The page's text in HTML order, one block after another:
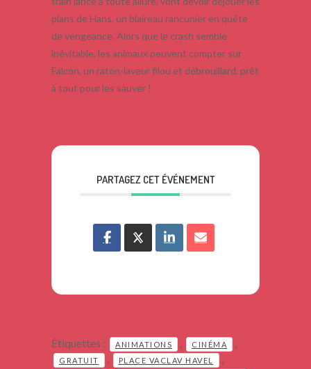
plans de Hans, un blaireau rancunier en quête
de vengeance. Alors que le crash semble
inévitable, les animaux peuvent compter sur
Falcon, un raton-laveur filou et débrouillard, prêt
à tout pour les sauver !
PARTAGEZ CET ÉVÉNEMENT
Étiquettes : ANIMATIONS CINÉMA
GRATUIT PLACE VACLAV HAVEL